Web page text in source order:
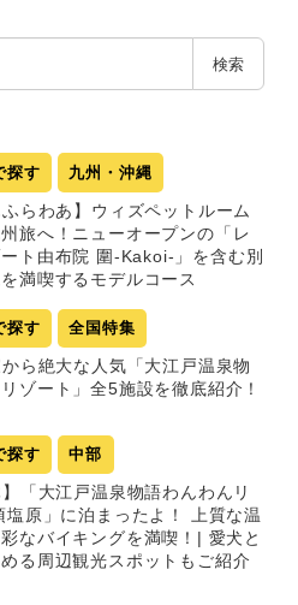
検索
探す 九州・沖縄
ふらわあ】ウィズペットルーム
旅へ！ニューオープンの「レ
ト由布院 圍-Kakoi-」を含む別
満喫するモデルコース
探す 全国特集
ら絶大な人気「大江戸温泉物
ゾート」全5施設を徹底紹介！
探す 中部
】「大江戸温泉物語わんわんリ
塩原」に泊まったよ！ 上質な温
なバイキングを満喫！| 愛犬と
る周辺観光スポットもご紹介